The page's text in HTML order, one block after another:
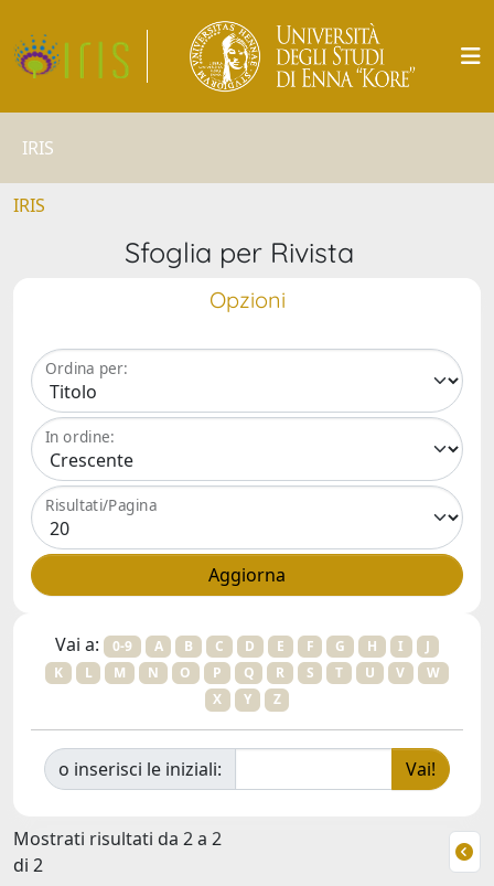
IRIS
IRIS
Sfoglia per Rivista
Opzioni
Ordina per:
In ordine:
Risultati/Pagina
Vai a: 0-9 A B C D E F G H I
J
K
L M N O P Q R S T U V
W
X
Y Z
o inserisci le iniziali:
Mostrati risultati da 2 a 2
di 2